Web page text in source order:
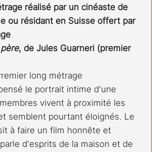
réalisé par un cinéaste de
ou résidant en Suisse offert par
, de Jules Guarneri (premier
long métrage
le portrait intime d'une
vivent à proximité les
semblent pourtant éloignés. Le
à faire un film honnête et
d'esprits de la maison et de